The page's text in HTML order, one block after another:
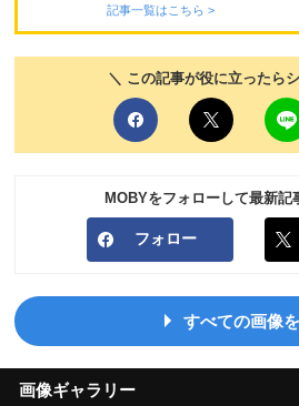
記事一覧はこちら >
＼ この記事が役に立ったら
MOBYをフォローして最新記
フォロー
すべての画像
画像ギャラリー